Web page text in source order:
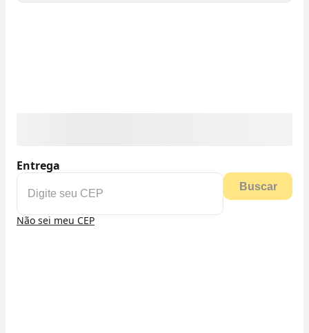
Entrega
Buscar
Não sei meu CEP